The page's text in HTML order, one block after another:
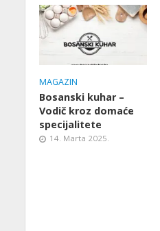
MAGAZIN
Bosanski kuhar –
Vodič kroz domaće
specijalitete
14. Marta 2025.